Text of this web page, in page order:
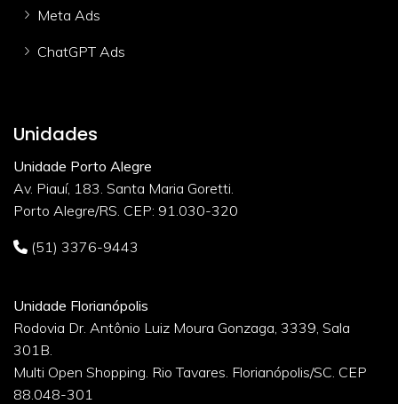
Meta Ads
ChatGPT Ads
Unidades
Unidade Porto Alegre
Av. Piauí, 183. Santa Maria Goretti.
Porto Alegre/RS. CEP: 91.030-320
(51) 3376-9443
Unidade Florianópolis
Rodovia Dr. Antônio Luiz Moura Gonzaga, 3339, Sala
301B.
Multi Open Shopping. Rio Tavares. Florianópolis/SC. CEP
88.048-301